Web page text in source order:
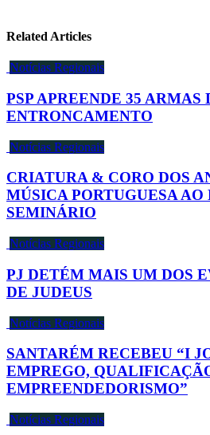
Related Articles
Notícias Regionais
PSP APREENDE 35 ARMAS
ENTRONCAMENTO
Notícias Regionais
CRIATURA & CORO DOS
MÚSICA PORTUGUESA AO
SEMINÁRIO
Notícias Regionais
PJ DETÉM MAIS UM DOS
DE JUDEUS
Notícias Regionais
SANTARÉM RECEBEU “I
EMPREGO,
EMPREENDEDORISMO”
Notícias Regionais